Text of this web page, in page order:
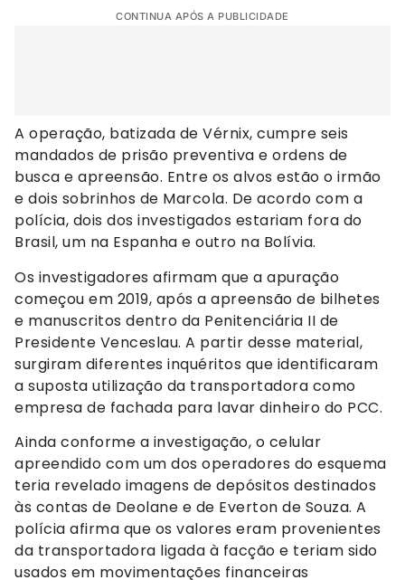
CONTINUA APÓS A PUBLICIDADE
A operação, batizada de Vérnix, cumpre seis
mandados de prisão preventiva e ordens de
busca e apreensão. Entre os alvos estão o irmão
e dois sobrinhos de Marcola. De acordo com a
polícia, dois dos investigados estariam fora do
Brasil, um na Espanha e outro na Bolívia.
Os investigadores afirmam que a apuração
começou em 2019, após a apreensão de bilhetes
e manuscritos dentro da Penitenciária II de
Presidente Venceslau. A partir desse material,
surgiram diferentes inquéritos que identificaram
a suposta utilização da transportadora como
empresa de fachada para lavar dinheiro do PCC.
Ainda conforme a investigação, o celular
apreendido com um dos operadores do esquema
teria revelado imagens de depósitos destinados
às contas de Deolane e de Everton de Souza. A
polícia afirma que os valores eram provenientes
da transportadora ligada à facção e teriam sido
usados em movimentações financeiras